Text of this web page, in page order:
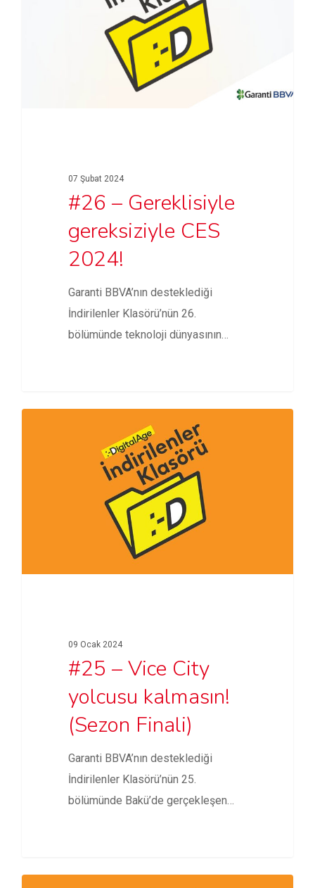
07 Şubat 2024
#26 – Gereklisiyle
gereksiziyle CES
2024!
Garanti BBVA’nın desteklediği
İndirilenler Klasörü’nün 26.
bölümünde teknoloji dünyasının
09 Ocak 2024
#25 – Vice City
yolcusu kalmasın!
(Sezon Finali)
Garanti BBVA’nın desteklediği
İndirilenler Klasörü’nün 25.
bölümünde Bakü’de gerçekleşen